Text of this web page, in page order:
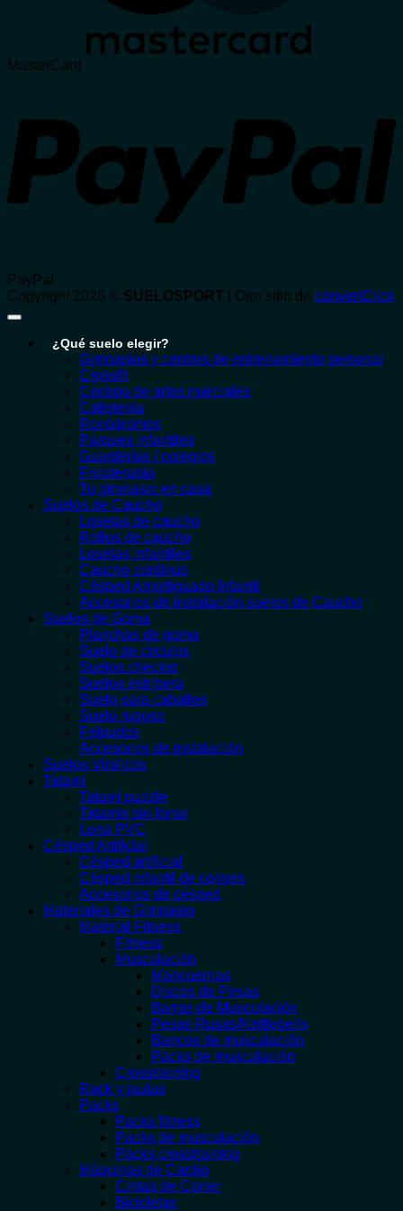
MasterCard
PayPal
Copyright 2026 © SUELOSPORT | Otro sitio de convertClick
¿Qué suelo elegir?
Gimnasios y centros de entrenamiento personal
Crossfit
Centros de artes marciales
Calistenia
Rocódromos
Parques infantiles
Guarderías / colegios
Fisioterapia
Tu gimnasio en casa
Suelos de Caucho
Losetas de caucho
Rollos de caucho
Losetas infantiles
Caucho contínuo
Césped Amortiguado Infantil
Accesorios de instalación suelos de Caucho
Suelos de Goma
Planchas de goma
Suelo de círculos
Suelos checker
Suelos estribera
Suelo para caballos
Suelo rugoso
Felpudos
Accesorios de instalación
Suelos Vinílicos
Tatami
Tatami puzzle
Tatamis sin forrar
Lona PVC
Césped Artificial
Césped artificial
Césped infantil de colores
Accesorios de césped
Materiales de Gimnasio
Material Fitness
Fitness
Musculación
Mancuernas
Discos de Pesas
Barras de Musculación
Pesas Rusas/Kettlebells
Bancos de musculación
Packs de musculación
Crosstraining
Rack y jaulas
Packs
Packs fitness
Packs de musculación
Packs crosstraining
Máquinas de Cardio
Cintas de Correr
Bicicletas